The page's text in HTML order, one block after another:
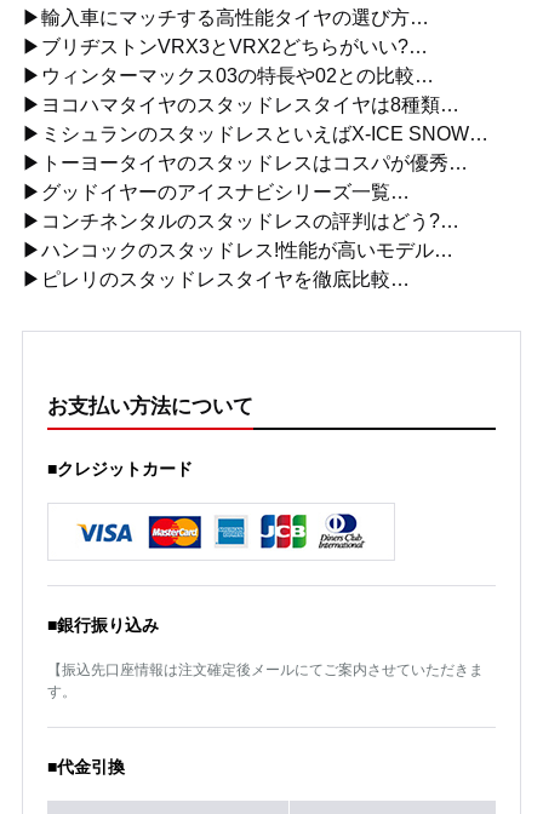
▶輸入車にマッチする高性能タイヤの選び方…
▶ブリヂストンVRX3とVRX2どちらがいい?…
▶ウィンターマックス03の特長や02との比較…
▶ヨコハマタイヤのスタッドレスタイヤは8種類…
▶ミシュランのスタッドレスといえばX-ICE SNOW…
▶トーヨータイヤのスタッドレスはコスパが優秀…
▶グッドイヤーのアイスナビシリーズ一覧…
▶コンチネンタルのスタッドレスの評判はどう?…
▶ハンコックのスタッドレス!性能が高いモデル…
▶ピレリのスタッドレスタイヤを徹底比較…
お支払い方法について
■クレジットカード
■銀行振り込み
【振込先口座情報は注文確定後メールにてご案内させていただきま
す。
■代金引換